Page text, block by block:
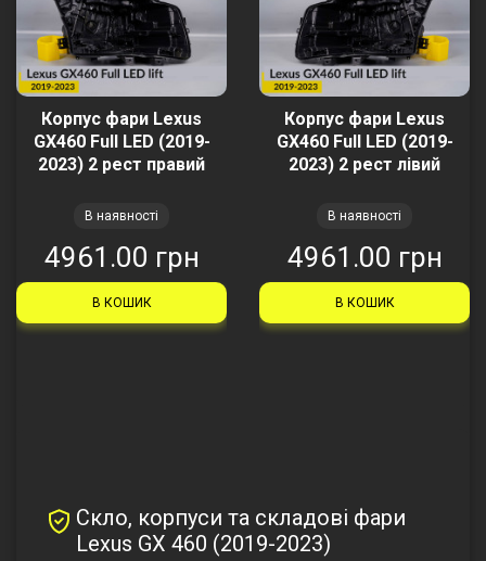
Корпус фари Lexus
GX460 Full LED (2019-
2023) 2 рест правий
В наявності
4961.00 грн
В КОШИК
Корпус фари Lexus
GX460 Full LED (2019-
2023) 2 рест лівий
В наявності
4961.00 грн
В КОШИК
Скло, корпуси та складові фари
Lexus GX 460 (2019-2023)